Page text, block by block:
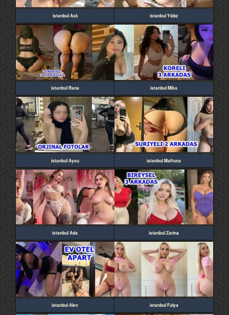
istanbul Aslı istanbul Yıldız
istanbul Rana istanbul Mika
istanbul Aysu istanbul Maftuna
istanbul Ada istanbul Zarina
istanbul Alev istanbul Fulya